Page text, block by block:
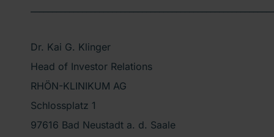
Dr. Kai G. Klinger
Head of Investor Relations
RHÖN-KLINIKUM AG
Schlossplatz 1
97616 Bad Neustadt a. d. Saale